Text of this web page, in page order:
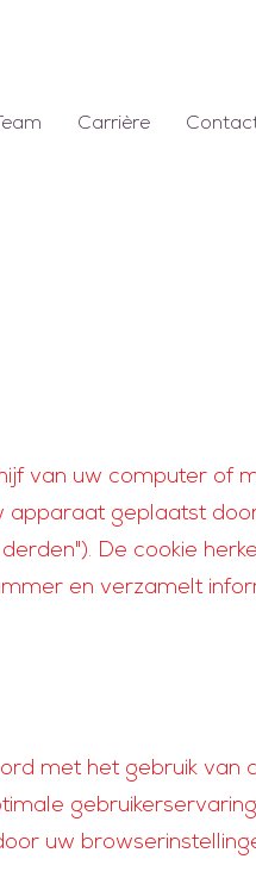
Carrière
van uw computer of
geplaatst
De cookie
en verzamelt
met het gebruik van
uw